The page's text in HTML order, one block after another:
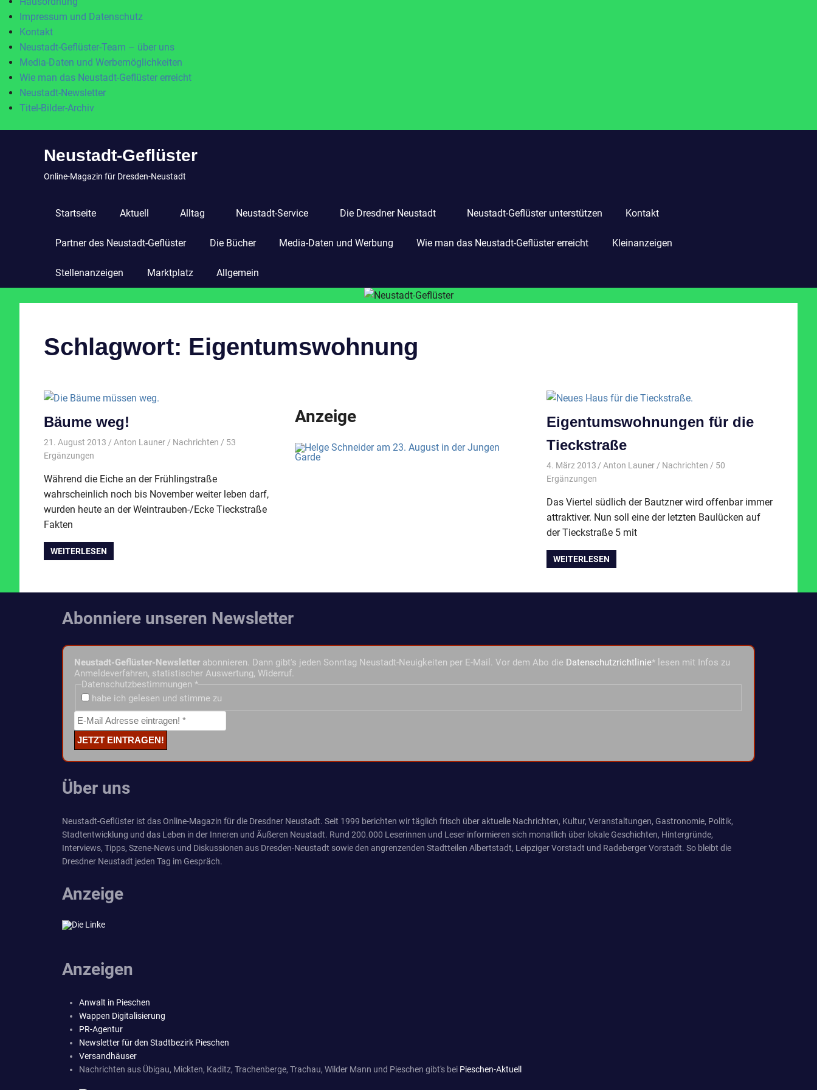
Impressum und Datenschutz
Kontakt
Neustadt-Geflüster-Team – über uns
Media-Daten und Werbemöglichkeiten
Wie man das Neustadt-Geflüster erreicht
Neustadt-Newsletter
Titel-Bilder-Archiv
Neustadt-Geflüster
Online-Magazin für Dresden-Neustadt
Startseite Aktuell Alltag Neustadt-Service Die Dresdner Neustadt Neustadt-Geflüster unterstützen Kontakt
Partner des Neustadt-Geflüster Die Bücher Media-Daten und Werbung Wie man das Neustadt-Geflüster erreicht Kleinanzeigen
Stellenanzeigen Marktplatz Allgemein
Schlagwort: Eigentumswohnung
Bäume weg!
21. August 2013 Anton Launer Nachrichten / 53
Ergänzungen
Während die Eiche an der Frühlingstraße
wahrscheinlich noch bis November weiter leben darf,
wurden heute an der Weintrauben-/Ecke Tieckstraße
Fakten
WEITERLESEN
Anzeige
Eigentumswohnungen für die
Tieckstraße
4. März 2013 Anton Launer Nachrichten / 50
Ergänzungen
Das Viertel südlich der Bautzner wird offenbar immer
attraktiver. Nun soll eine der letzten Baulücken auf
der Tieckstraße 5 mit
WEITERLESEN
Abonniere unseren Newsletter
Neustadt-Geflüster-Newsletter abonnieren. Dann gibt's jeden Sonntag Neustadt-Neuigkeiten per E-Mail. Vor dem Abo die Datenschutzrichtlinie* lesen mit Infos zu
Anmeldeverfahren, statistischer Auswertung, Widerruf.
Datenschutzbestimmungen *
habe ich gelesen und stimme zu
Über uns
Neustadt-Geflüster ist das Online-Magazin für die Dresdner Neustadt. Seit 1999 berichten wir täglich frisch über aktuelle Nachrichten, Kultur, Veranstaltungen, Gastronomie, Politik,
Stadtentwicklung und das Leben in der Inneren und Äußeren Neustadt. Rund 200.000 Leserinnen und Leser informieren sich monatlich über lokale Geschichten, Hintergründe,
Interviews, Tipps, Szene-News und Diskussionen aus Dresden-Neustadt sowie den angrenzenden Stadtteilen Albertstadt, Leipziger Vorstadt und Radeberger Vorstadt. So bleibt die
Dresdner Neustadt jeden Tag im Gespräch.
Anzeige
Anzeigen
Anwalt in Pieschen
Wappen Digitalisierung
PR-Agentur
Newsletter für den Stadtbezirk Pieschen
Versandhäuser
Nachrichten aus Übigau, Mickten, Kaditz, Trachenberge, Trachau, Wilder Mann und Pieschen gibt's bei Pieschen-Aktuell